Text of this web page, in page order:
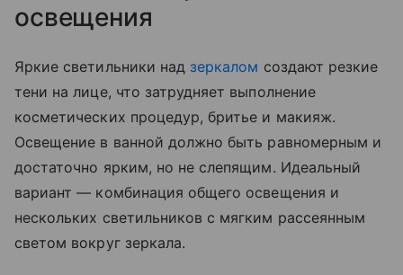
освещения
Яркие светильники над зеркалом создают резкие
тени на лице, что затрудняет выполнение
косметических процедур, бритье и макияж.
Освещение в ванной должно быть равномерным и
достаточно ярким, но не слепящим. Идеальный
вариант — комбинация общего освещения и
нескольких светильников с мягким рассеянным
светом вокруг зеркала.